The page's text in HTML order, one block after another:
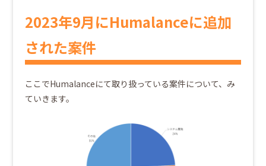
2023年9月にHumalanceに追加
された案件
ここでHumalanceにて取り扱っている案件について、み
ていきます。